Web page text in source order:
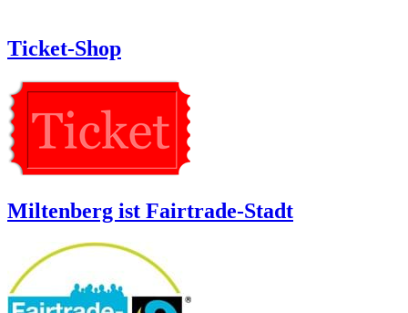
Ticket-Shop
Miltenberg ist Fairtrade-Stadt